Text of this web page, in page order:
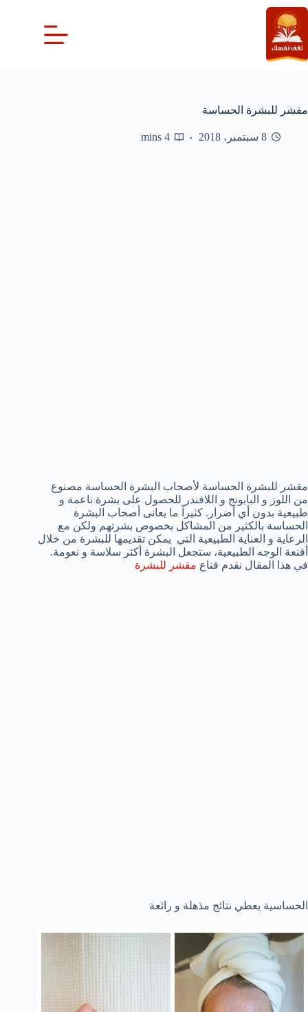
التجاوز
إلى
المحتوى
مقشر للبشرة الحساسة
8 سبتمبر، 2018 4 mins
مقشر للبشرة الحساسة لأصحاب البشرة الحساسة مصنوع
من اللوز و البابونج و اللافندر للحصول على بشرة ناعمة و
طبيعية بدون أي أضرار. كثيراً ما يعانى أصحاب البشرة
الحساسة بالكثير من المشاكل بخصوص بشرتهم ولكن مع
الرعاية و العناية الطبيعية التي يمكن تقديمها للبشرة من خلال
أقنعة الوجه الطبيعية، ستجعل البشرة أكثر سلاسة و نعومة.
في هذا المقال نقدم قناع مقشر للبشرة
الحساسية يعطي نتائج مذهلة و رائعة